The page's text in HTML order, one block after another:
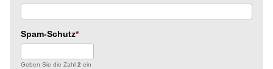
Spam-Schutz
Geben Sie die Zahl 2 ein